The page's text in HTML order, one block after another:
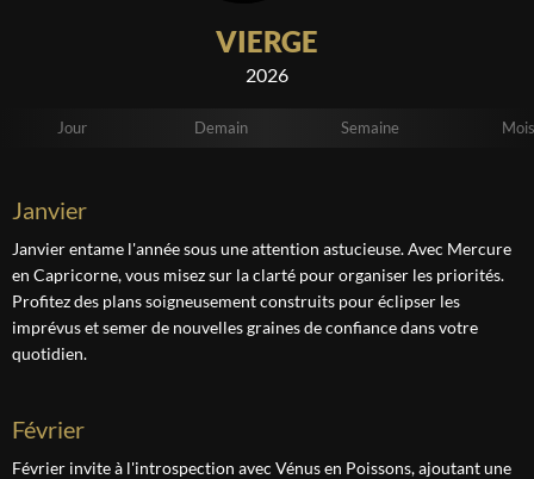
VIERGE
2026
Jour Demain Semaine Mois
janvier
Janvier entame l'année sous une attention astucieuse. Avec Mercure
en Capricorne, vous misez sur la clarté pour organiser les priorités.
Profitez des plans soigneusement construits pour éclipser les
imprévus et semer de nouvelles graines de confiance dans votre
quotidien.
février
Février invite à l'introspection avec Vénus en Poissons, ajoutant une